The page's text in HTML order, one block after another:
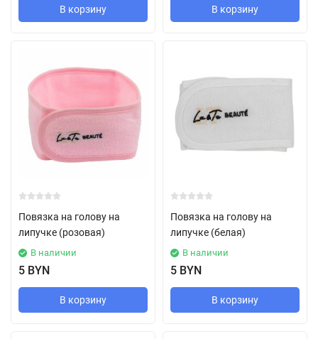
В корзину В корзину
Повязка на голову на
липучке (розовая)
В наличии
5 BYN
В корзину
Повязка на голову на
липучке (белая)
В наличии
5 BYN
В корзину